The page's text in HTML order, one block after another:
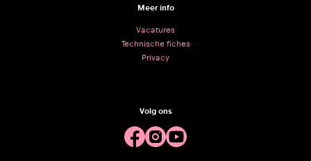
Meer info
Vacatures
Technische fiches
Privacy
Volg ons